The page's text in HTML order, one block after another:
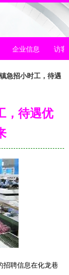
企业信息 访客
急招小时工，待遇
，待遇优
招聘信息在化龙巷